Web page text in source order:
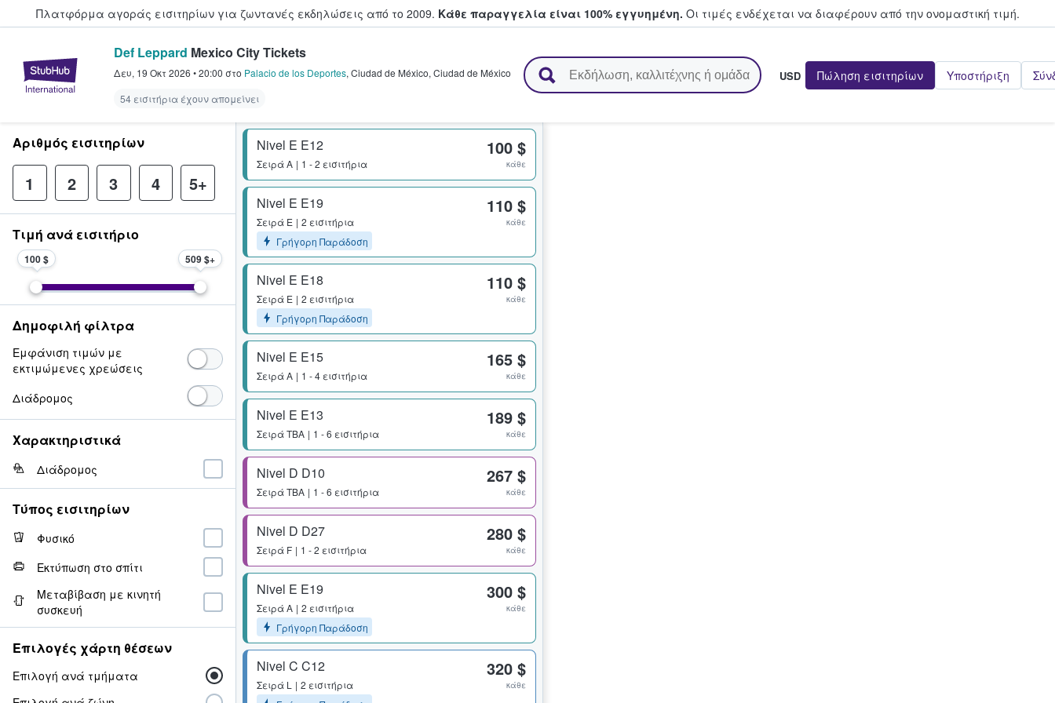
Πλατφόρμα αγοράς εισιτηρίων για ζωντανές εκδηλώσεις από το 2009. Κάθε παραγγελία είναι 100% εγγυημένη. Οι τιμές ενδέχεται να διαφέρουν από την oνομαστική τιμή.
StubHub - Όπου οι φαν αγοράζουν και πουλούν εισιτήρια
Def Leppard Mexico City Tickets
Δευ, 19 Οκτ 2026 •20:00 στο Palacio de los Deportes, Ciudad de México, Ciudad de México
54 εισιτήρια έχουν απομείνει
USD Πώληση εισιτηρίων Υποστήριξη
Nivel E E12
ΣειράA 1 - 2 εισιτήρια
100 $
κάθε
Nivel E E19
Σειρά E
2 εισιτήρια
Γρήγορη Παράδοση
110 $
κάθε
Nivel E E18
Σειρά E
2 εισιτήρια
Γρήγορη Παράδοση
110 $
κάθε
Nivel E E15
ΣειράA 1 - 4 εισιτήρια
165 $
κάθε
Nivel E E13
ΣειράTBA 1 - 6 εισιτήρια
189 $
κάθε
Nivel D D10
ΣειράTBA 1 - 6 εισιτήρια
267 $
κάθε
Nivel D D27
Σειρά F 1 - 2 εισιτήρια
280 $
κάθε
Nivel E E19
ΣειράA
2 εισιτήρια
Γρήγορη Παράδοση
300 $
κάθε
Nivel C C12
Σειρά L
2 εισιτήρια
320 $
κάθε
Αριθμός εισιτηρίων
1 2 3 4 5+
Τιμή ανά εισιτήριο
100 $ 509 $
Δημοφιλή φίλτρα
Εμφάνιση τιμών με
εκτιμώμενες χρεώσεις
Διάδρομος
Χαρακτηριστικά
Διάδρομος
Τύπος εισιτηρίων
Φυσικό
Εκτύπωση στο σπίτι
Μεταβίβαση με κινητή
συσκευή
Επιλογές χάρτη θέσεων
Επιλογή ανά τμήματα